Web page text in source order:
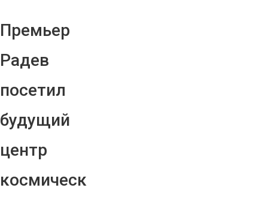
Премьер
Радев
посетил
будущий
центр
космическ